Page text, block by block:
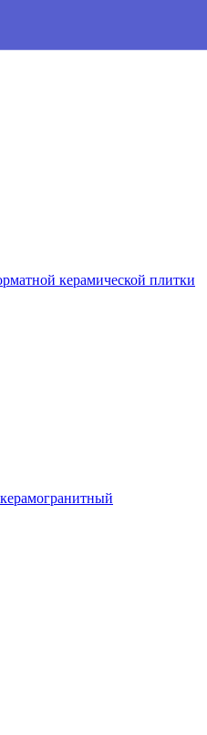
керамической плитки